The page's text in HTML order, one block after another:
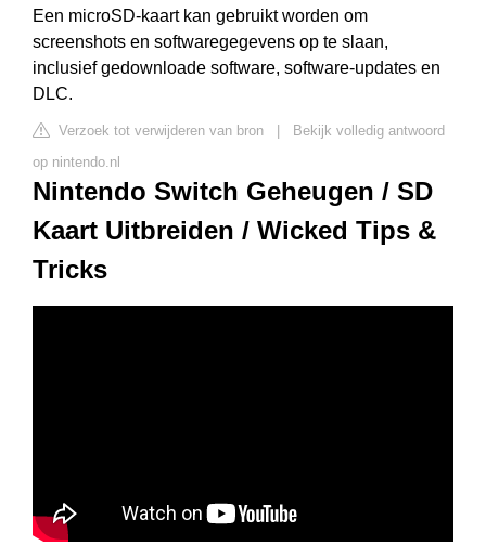
Een microSD-kaart kan gebruikt worden om
screenshots en softwaregegevens op te slaan,
inclusief gedownloade software, software-updates en
DLC.
Verzoek tot verwijderen van bron
Bekijk volledig antwoord
op nintendo.nl
Nintendo Switch Geheugen / SD
Kaart Uitbreiden / Wicked Tips &
Tricks